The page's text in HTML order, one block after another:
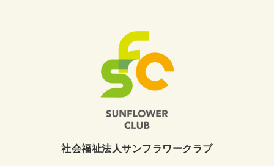
社会福祉法人サンフラワークラブ